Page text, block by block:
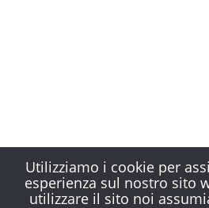
Utilizziamo i cookie per
esperienza sul nostro sito
utilizzare il sito noi